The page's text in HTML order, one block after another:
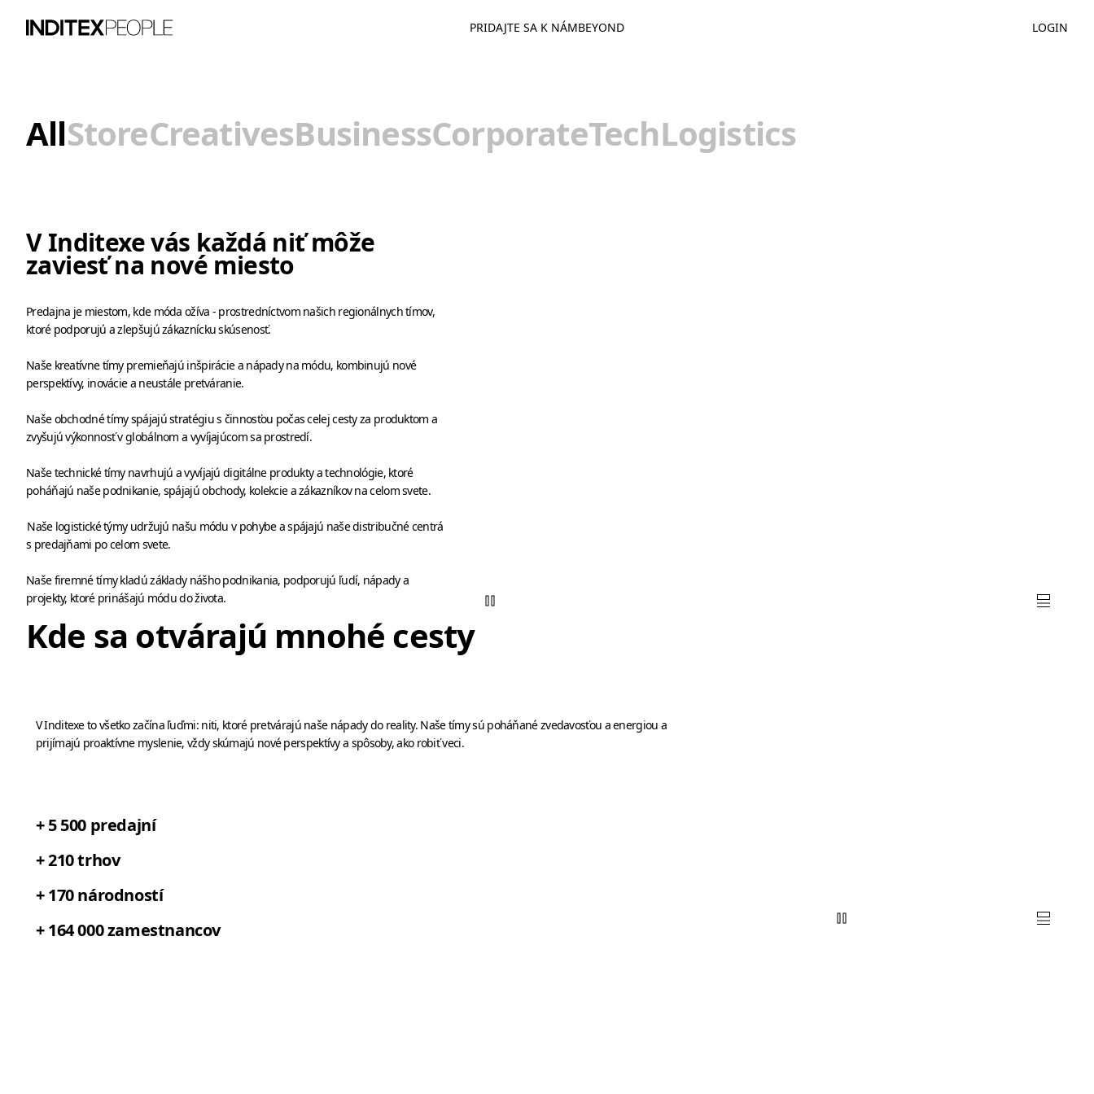
PRIDAJTE SA K NÁMBEYOND LOGIN
AllStoreCreativesBusinessCorporateTechLogistics
V Inditexe vás každá niť môže
zaviesť na nové miesto
Predajna je miestom, kde móda ožíva - prostredníctvom našich regionálnych tímov,
ktoré podporujú a zlepšujú zákaznícku skúsenosť.
Naše kreatívne tímy premieňajú inšpirácie a nápady na módu, kombinujú nové
perspektívy, inovácie a neustále pretváranie.
Naše obchodné tímy spájajú stratégiu s činnosťou počas celej cesty za produktom a
zvyšujú výkonnosť v globálnom a vyvíjajúcom sa prostredí.
Naše technické tímy navrhujú a vyvíjajú digitálne produkty a technológie, ktoré
poháňajú naše podnikanie, spájajú obchody, kolekcie a zákazníkov na celom svete.
Naše logistické týmy udržujú našu módu v pohybe a spájajú naše distribučné centrá
s predajňami po celom svete.
Naše firemné tímy kladú základy nášho podnikania, podporujú ľudí, nápady a
projekty, ktoré prinášajú módu do života.
Kde sa otvárajú mnohé cesty
V Inditexe to všetko začína ľuďmi: niti, ktoré pretvárajú naše nápady do reality. Naše tímy sú poháňané zvedavosťou a energiou a
prijímajú proaktívne myslenie, vždy skúmajú nové perspektívy a spôsoby, ako robiť veci.
+ 5 500 predajní
+ 210 trhov
+ 170 národností
+ 164 000 zamestnancov